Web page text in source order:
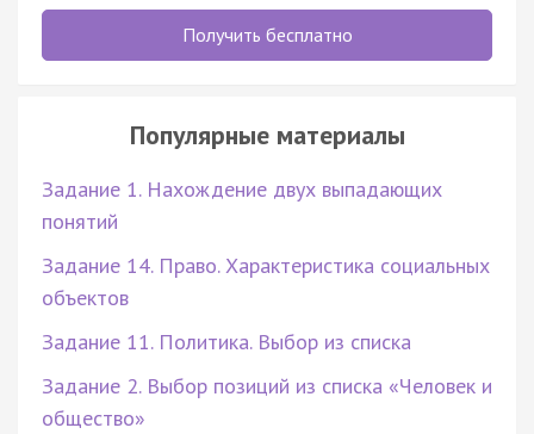
Получить бесплатно
Популярные материалы
Задание 1. Нахождение двух выпадающих
понятий
Задание 14. Право. Характеристика социальных
объектов
Задание 11. Политика. Выбор из списка
Задание 2. Выбор позиций из списка «Человек и
общество»